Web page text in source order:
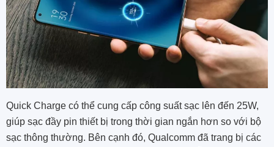
Quick Charge có thể cung cấp công suất sạc lên đến 25W,
giúp sạc đầy pin thiết bị trong thời gian ngắn hơn so với bộ
sạc thông thường. Bên cạnh đó, Qualcomm đã trang bị các